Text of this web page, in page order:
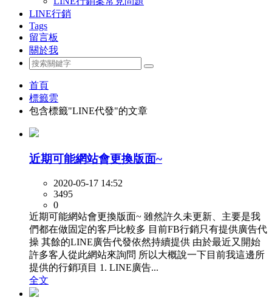
LINE行銷
Tags
留言板
關於我
首頁
標籤雲
包含標籤"LINE代發"的文章
近期可能網站會更換版面~
2020-05-17 14:52
3495
0
近期可能網站會更換版面~ 雖然許久未更新、主要是我
們都在做固定的客戶比較多 目前FB行銷只有提供廣告代
操 其餘的LINE廣告代發依然持續提供 由於最近又開始
許多客人從此網站來詢問 所以大概說一下目前我這邊所
提供的行銷項目 1. LINE廣告...
全文